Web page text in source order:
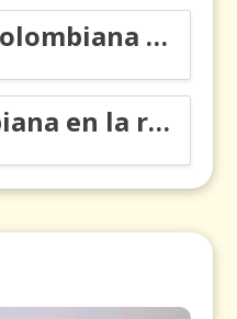
Tatiana Toro: colombiana que cambió la historia de las matemáticas
Ciencia colombiana en la revolución de los órganos en chips